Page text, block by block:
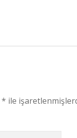
* ile